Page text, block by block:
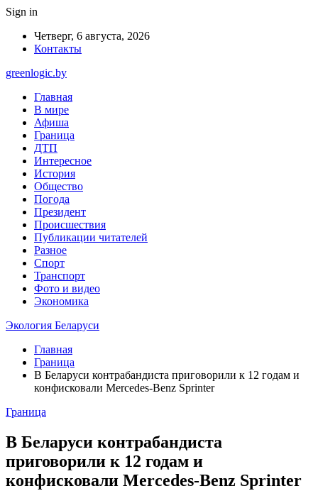
Sign in
Четверг, 6 августа, 2026
Контакты
greenlogic.by
Главная
В мире
Афиша
Граница
ДТП
Интересное
История
Общество
Погода
Президент
Происшествия
Публикации читателей
Разное
Спорт
Транспорт
Фото и видео
Экономика
Экология Беларуси
Главная
Граница
В Беларуси контрабандиста приговорили к 12 годам и
конфисковали Mercedes-Benz Sprinter
Граница
В Беларуси контрабандиста
приговорили к 12 годам и
конфисковали Mercedes-Benz Sprinter